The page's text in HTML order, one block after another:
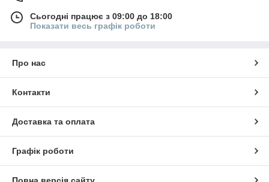
Сьогодні працює з 09:00 до 18:00
Показати весь графік роботи
Про нас
Контакти
Доставка та оплата
Графік роботи